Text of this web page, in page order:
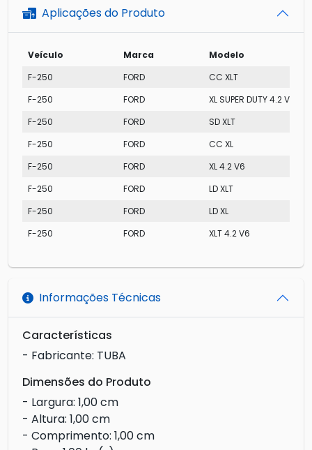
Aplicações do Produto
Veículo Marca
Modelo
F-250
FORD
CC XLT
F-250
FORD
XL SUPER DUTY 4.2 V6
F-250
FORD
SD XLT
F-250
FORD
CC XL
F-250
FORD
XL 4.2 V6
F-250
FORD
LD XLT
F-250
FORD
LD XL
F-250
FORD XLT 4.2 V6
Informações Técnicas
Características
- Fabricante: TUBA
Dimensões do Produto
- Largura: 1,00 cm
- Altura: 1,00 cm
- Comprimento: 1,00 cm